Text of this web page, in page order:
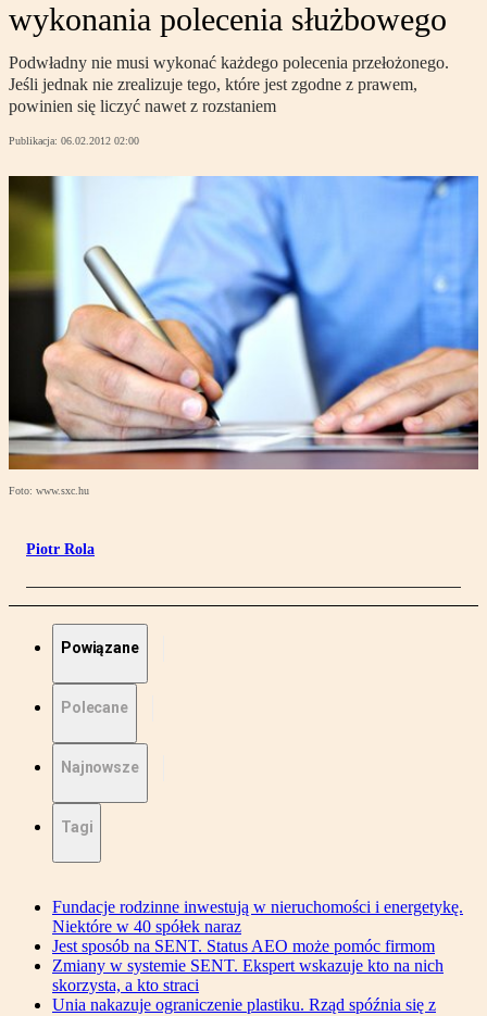
wykonania polecenia służbowego
Podwładny nie musi wykonać każdego polecenia przełożonego.
Jeśli jednak nie zrealizuje tego, które jest zgodne z prawem,
powinien się liczyć nawet z rozstaniem
Publikacja: 06.02.2012 02:00
Foto: www.sxc.hu
Piotr Rola
Powiązane
Polecane
Najnowsze
Tagi
Fundacje rodzinne inwestują w nieruchomości i energetykę.
Niektóre w 40 spółek naraz
Jest sposób na SENT. Status AEO może pomóc firmom
Zmiany w systemie SENT. Ekspert wskazuje kto na nich
skorzysta, a kto straci
Unia nakazuje ograniczenie plastiku. Rząd spóźnia się z